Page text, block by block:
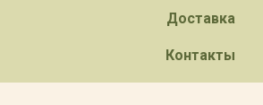
Доставка
Контакты